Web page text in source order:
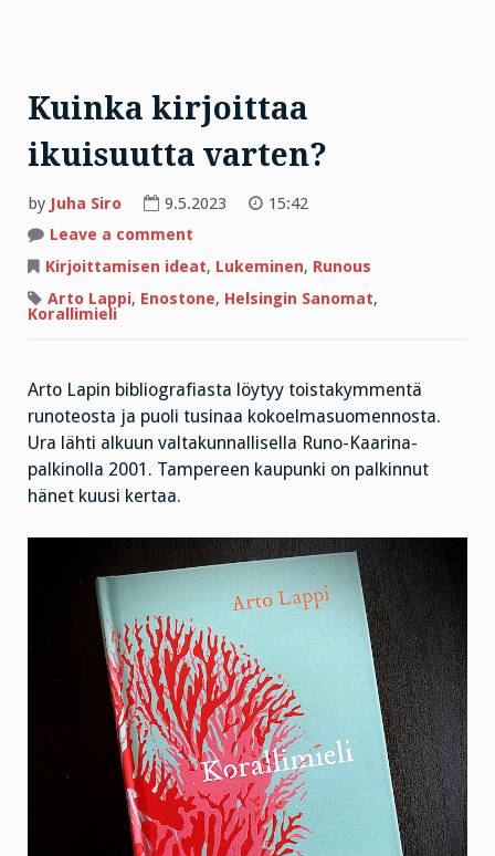
Kuinka kirjoittaa
ikuisuutta varten?
by Juha Siro 9.5.2023
15:42
Leave a comment
kirjoittaa
ikuisuutta
varten?
Kirjoittamisen ideat, Lukeminen, Runous
Arto Lappi, Enostone, Helsingin Sanomat,
Korallimieli
Arto Lapin bibliografiasta löytyy toistakymmentä
runoteosta ja puoli tusinaa kokoelmasuomennosta.
Ura lähti alkuun valtakunnallisella Runo-Kaarina-
palkinolla 2001. Tampereen kaupunki on palkinnut
hänet kuusi kertaa.